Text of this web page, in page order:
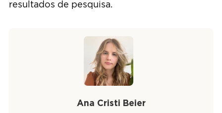
resultados de pesquisa.
Ana Cristi Beier